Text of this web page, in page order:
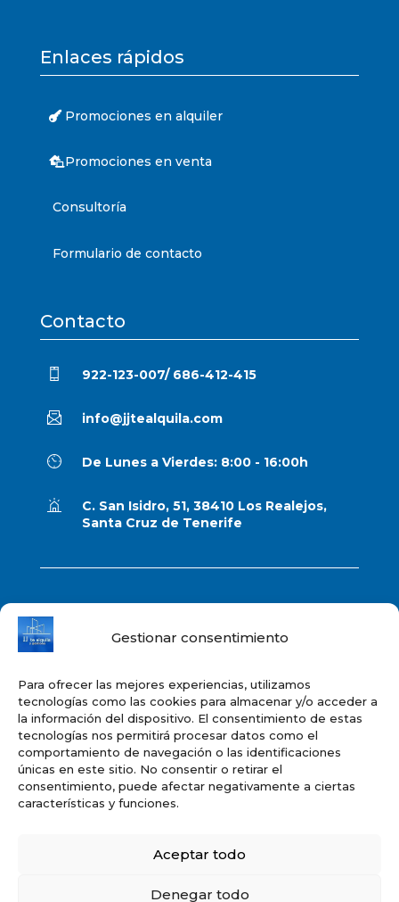
Gestionar consentimiento
Para ofrecer las mejores experiencias, utilizamos
tecnologías como las cookies para almacenar y/o acceder a
la información del dispositivo. El consentimiento de estas
tecnologías nos permitirá procesar datos como el
comportamiento de navegación o las identificaciones
únicas en este sitio. No consentir o retirar el
consentimiento, puede afectar negativamente a ciertas
características y funciones.
Aceptar todo
Denegar todo
Enlaces rápidos
Promociones en alquiler
Promociones en venta
Consultoría
Formulario de contacto
Contacto
922-123-007/ 686-412-415
info@jjtealquila.com
De Lunes a Vierdes: 8:00 - 16:00h
C. San Isidro, 51, 38410 Los Realejos,
Santa Cruz de Tenerife
Aviso legal
Política de cookies
Mapa del sitio